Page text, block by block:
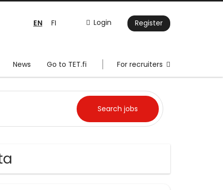
Login Register
EN FI
News Go to TET.fi For recruiters